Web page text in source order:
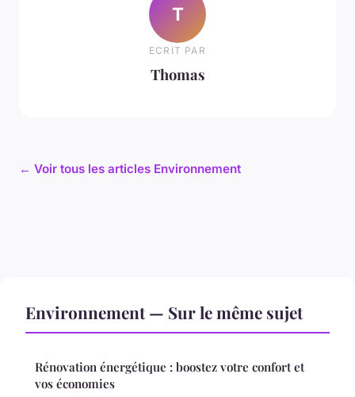
T
ECRIT PAR
Thomas
← Voir tous les articles Environnement
Environnement — Sur le même sujet
Rénovation énergétique : boostez votre confort et
vos économies